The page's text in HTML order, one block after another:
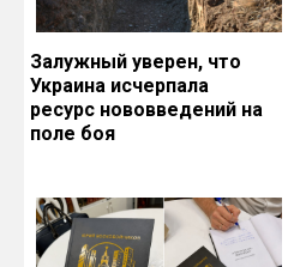
Залужный уверен, что
Украина исчерпала
ресурс нововведений на
поле боя